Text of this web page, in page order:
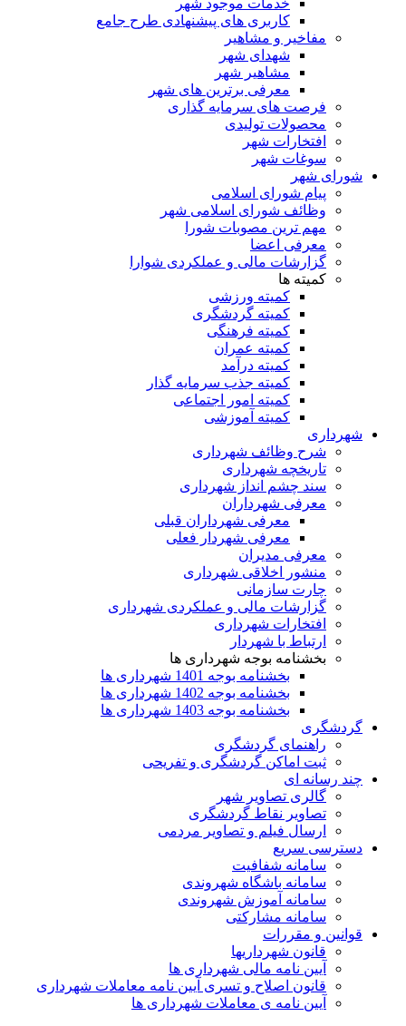
خدمات موجود شهر
کاربری های پیشنهادی طرح جامع
مفاخیر و مشاهیر
شهدای شهر
مشاهیر شهر
معرفی برترین های شهر
فرصت های سرمایه گذاری
محصولات تولیدی
افتخارات شهر
سوغات شهر
شورای شهر
پیام شورای اسلامی
وظائف شورای اسلامی شهر
مهم ترین مصوبات شورا
معرفی اعضا
گزارشات مالی و عملکردی شوارا
کمیته ها
کمیته ورزشی
کمیته گردشگری
کمیته فرهنگی
کمیته عمران
کمیته درآمد
کمیته جذب سرمایه گذار
کمیته امور اجتماعی
کمیته آموزشی
شهرداری
شرح وظائف شهرداری
تاریخچه شهرداری
سند چشم انداز شهرداری
معرفی شهرداران
معرفی شهرداران قبلی
معرفی شهردار فعلی
معرفی مدیران
منشور اخلاقی شهرداری
چارت سازمانی
گزارشات مالی و عملکردی شهرداری
افتخارات شهرداری
ارتباط با شهردار
بخشنامه بوجه شهرداری ها
بخشنامه بوجه 1401 شهرداری ها
بخشنامه بوجه 1402 شهرداری ها
بخشنامه بوجه 1403 شهرداری ها
گردشگری
راهنمای گردشگری
ثبت اماکن گردشگری و تفریحی
چند رسانه ای
گالری تصاویر شهر
تصاویر نقاط گردشگری
ارسال فیلم و تصاویر مردمی
دسترسی سریع
سامانه شفافیت
سامانه باشگاه شهروندی
سامانه آموزش شهروندی
سامانه مشارکتی
قوانین و مقررات
قانون شهرداریها
آیین نامه مالی شهرداری ها
قانون اصلاح و تسری آیین نامه معاملات شهرداری
آیین نامه ی معاملات شهرداری ها